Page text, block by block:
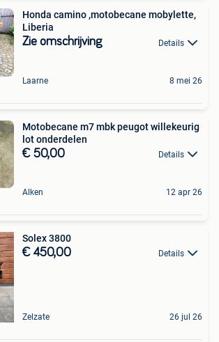
Honda camino ,motobecane mobylette,
Liberia
Zie omschrijving Details
Laarne 8 mei 26
Motobecane m7 mbk peugot willekeurig
lot onderdelen
€ 50,00 Details
Alken 12 apr 26
Solex 3800
€ 450,00 Details
Zelzate 26 jul 26